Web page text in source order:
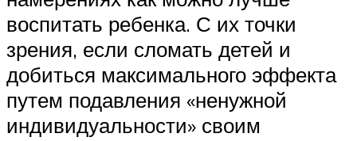
воспитать ребенка. С их точки
зрения, если сломать детей и
добиться максимального эффекта
путем подавления «ненужной
индивидуальности» своим